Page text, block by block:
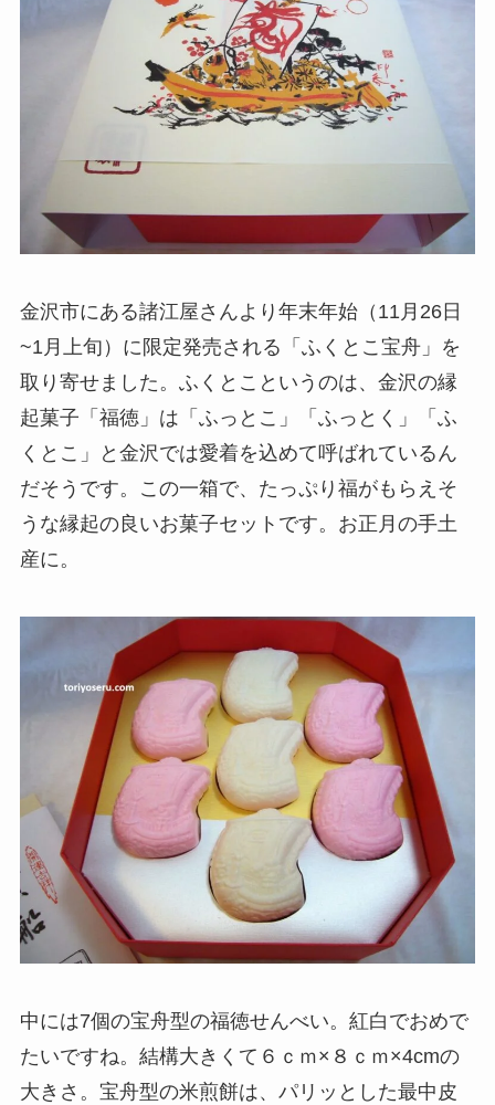
金沢市にある諸江屋さんより年末年始（11月26日
~1月上旬）に限定発売される「ふくとこ宝舟」を
取り寄せました。ふくとこというのは、金沢の縁
起菓子「福徳」は「ふっとこ」「ふっとく」「ふ
くとこ」と金沢では愛着を込めて呼ばれているん
だそうです。この一箱で、たっぷり福がもらえそ
うな縁起の良いお菓子セットです。お正月の手土
産に。
中には7個の宝舟型の福徳せんべい。紅白でおめで
たいですね。結構大きくて６ｃｍ×８ｃｍ×4cmの
大きさ。宝舟型の米煎餅は、パリッとした最中皮